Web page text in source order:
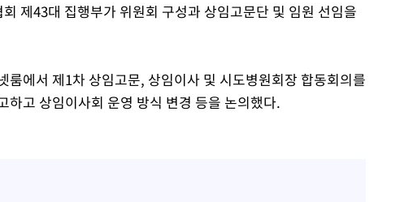
제43대 집행부가 위원회 구성과 상임고문단 및 임원 선임을
룸에서 제1차 상임고문, 상임이사 및 시도병원회장 합동회의를
하고 상임이사회 운영 방식 변경 등을 논의했다.